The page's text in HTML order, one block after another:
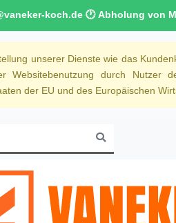
koch.de 🕐 Abholung von
unserer Dienste wie das
Websitebenutzung durch Nutzer
der EU und des Europäischen